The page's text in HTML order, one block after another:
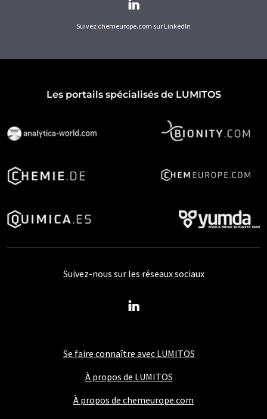
Suivez chemeurope.com sur LinkedIn
Les portails spécialisés de LUMITOS
Se faire connaître avec LUMITOS
À propos de LUMITOS
À propos de chemeurope.com
Suivez-nous sur les réseaux sociaux